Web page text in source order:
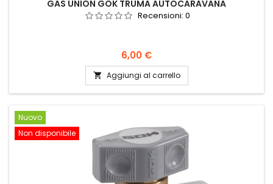
GAS UNIÓN GOK TRUMA AUTOCARAVANA
Recensioni: 0
Prezzo
6,00 €
 Aggiungi al carrello
Nuovo
Non disponibile